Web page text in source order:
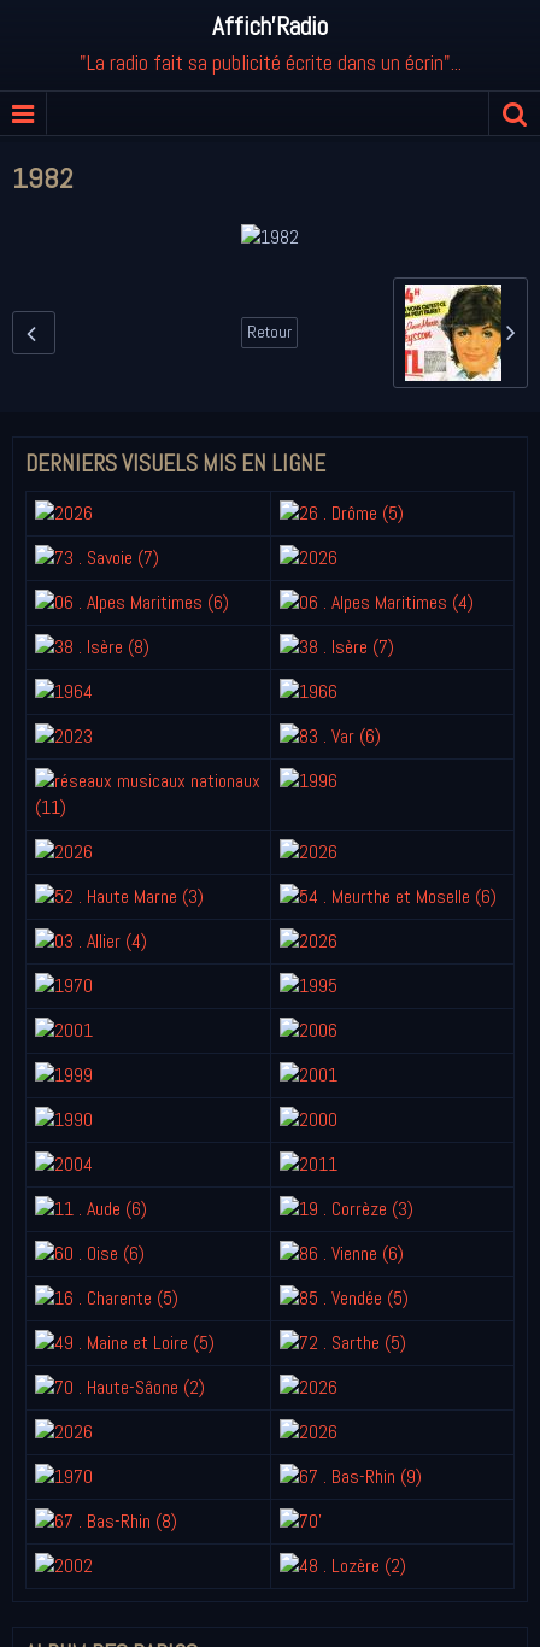
Affich'Radio
"La radio fait sa publicité écrite dans un écrin"...
1982
Retour
DERNIERS VISUELS MIS EN LIGNE